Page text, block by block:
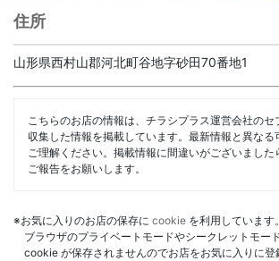
住所
山形県西村山郡河北町谷地字砂田70番地1
こちらのお店の情報は、チラシプラス運営会社のセ
収集した情報を掲載しています。最新情報と異なる
ご理解ください。掲載情報に間違いがございました
ご報告をお願いします。
※お気に入りのお店の保存に cookie を利用しています。
ブラウザのプライベートモードやシークレットモー
cookie が保存されませんのでお店をお気に入りに登